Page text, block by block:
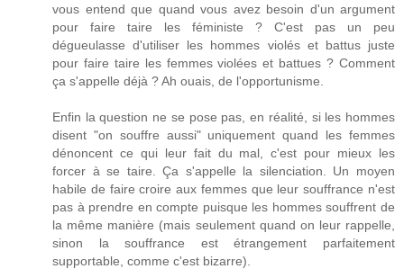
vous entend que quand vous avez besoin d'un argument
pour faire taire les féministe ? C'est pas un peu
dégueulasse d'utiliser les hommes violés et battus juste
pour faire taire les femmes violées et battues ? Comment
ça s'appelle déjà ? Ah ouais, de l'opportunisme.
Enfin la question ne se pose pas, en réalité, si les hommes
disent "on souffre aussi" uniquement quand les femmes
dénoncent ce qui leur fait du mal, c'est pour mieux les
forcer à se taire. Ça s'appelle la silenciation. Un moyen
habile de faire croire aux femmes que leur souffrance n'est
pas à prendre en compte puisque les hommes souffrent de
la même manière (mais seulement quand on leur rappelle,
sinon la souffrance est étrangement parfaitement
supportable, comme c'est bizarre).